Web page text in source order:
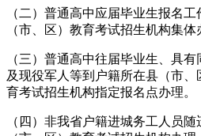
（二）普通高中应届毕业生报名
（市、区）教育考试招生机构集体
（三）普通高中往届毕业生、具
及现役军人等到户籍所在县（市
育考试招生机构指定报名点办理。
（四）非我省户籍进城务工人员